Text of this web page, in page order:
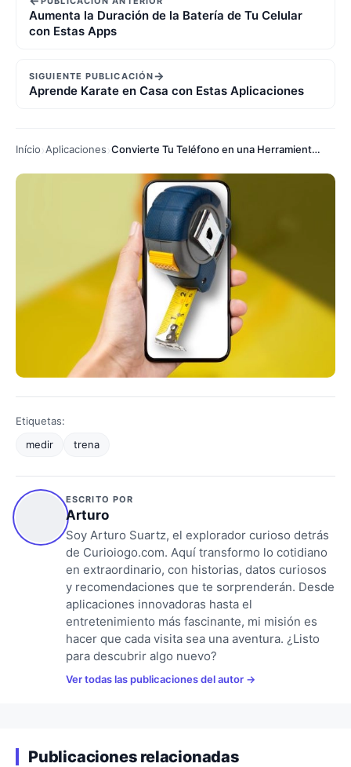
Aumenta la Duración de la Batería de Tu Celular
con Estas Apps
SIGUIENTE PUBLICACIÓN→
Aprende Karate en Casa con Estas Aplicaciones
Início Aplicaciones Convierte Tu Teléfono en una Herramienta de Medición
Etiquetas:
medir
trena
ESCRITO POR
Arturo
Soy Arturo Suartz, el explorador curioso detrás
de Curioiogo.com. Aquí transformo lo cotidiano
en extraordinario, con historias, datos curiosos
y recomendaciones que te sorprenderán. Desde
aplicaciones innovadoras hasta el
entretenimiento más fascinante, mi misión es
hacer que cada visita sea una aventura. ¿Listo
para descubrir algo nuevo?
Ver todas las publicaciones del autor
Publicaciones relacionadas